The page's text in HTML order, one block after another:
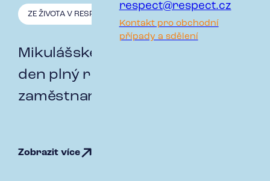
respect@respect.cz
Kontakt pro obchodní
případy a sdělení
ZE ŽIVOTA V RESPECT 6.12. 2024
Mikulášské odpoledne: Kouzelný
den plný radosti pro děti našich
zaměstnanců
Zobrazit více